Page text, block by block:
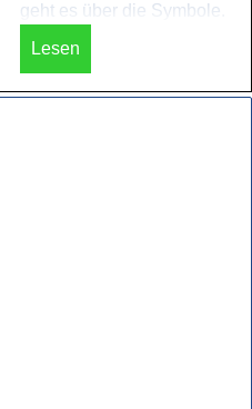
geht es über die Symbole.
Lesen